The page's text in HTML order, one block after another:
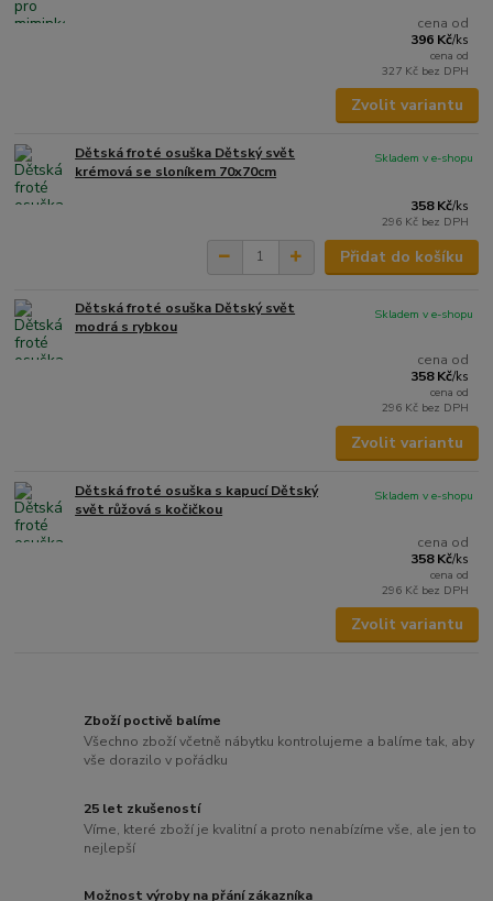
cena od
396 Kč/ks
cena od
327 Kč bez DPH
Zvolit variantu
Dětská froté osuška Dětský svět
krémová se sloníkem 70x70cm
358 Kč/ks
296 Kč bez DPH
Skladem v e-shopu
Přidat do košíku
Dětská froté osuška Dětský svět
modrá s rybkou
cena od
358 Kč/ks
cena od
296 Kč bez DPH
Skladem v e-shopu
Zvolit variantu
Dětská froté osuška s kapucí Dětský
svět růžová s kočičkou
cena od
358 Kč/ks
cena od
296 Kč bez DPH
Skladem v e-shopu
Zvolit variantu
Zboží poctivě balíme
Všechno zboží včetně nábytku kontrolujeme a balíme tak, aby
vše dorazilo v pořádku
25 let zkušeností
Víme, které zboží je kvalitní a proto nenabízíme vše, ale jen to
nejlepší
Možnost výroby na přání zákazníka